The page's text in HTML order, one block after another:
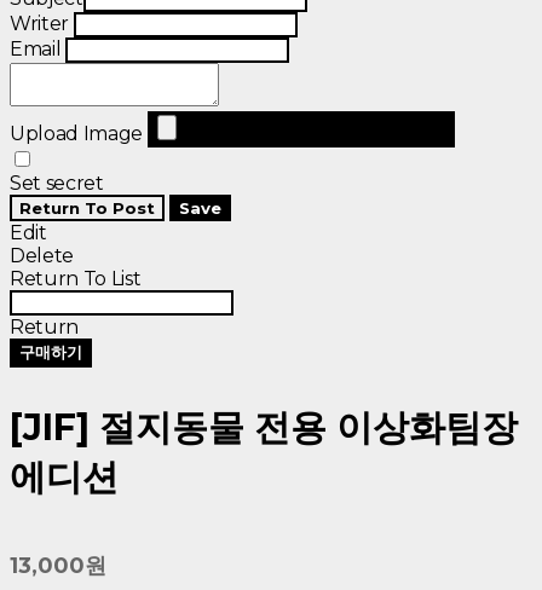
Writer
Email
Upload Image
Set secret
Return To Post Save
Edit
Delete
Return To List
Return
구매하기
[JIF] 절지동물 전용 이상화팀장
에디션
13,000원